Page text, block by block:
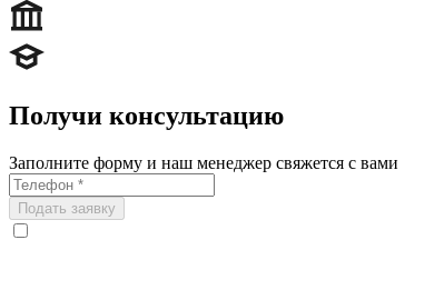
Получи консультацию
Заполните форму и наш менеджер свяжется с вами
Подать заявку